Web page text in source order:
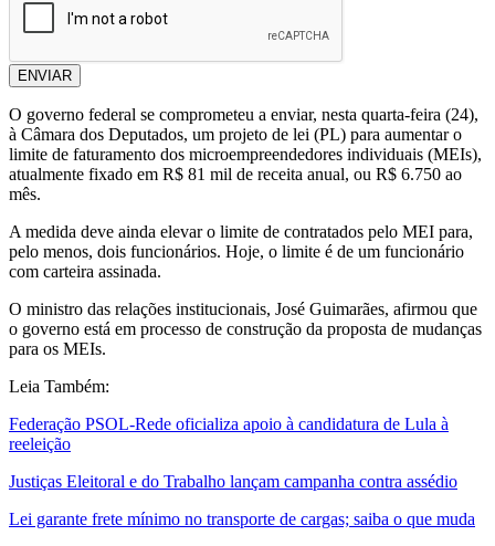
ENVIAR
O governo federal se comprometeu a enviar, nesta quarta-feira (24),
à Câmara dos Deputados, um projeto de lei (PL) para aumentar o
limite de faturamento dos microempreendedores individuais (MEIs),
atualmente fixado em R$ 81 mil de receita anual, ou R$ 6.750 ao
mês.
A medida deve ainda elevar o limite de contratados pelo MEI para,
pelo menos, dois funcionários. Hoje, o limite é de um funcionário
com carteira assinada.
O ministro das relações institucionais, José Guimarães, afirmou que
o governo está em processo de construção da proposta de mudanças
para os MEIs.
Leia Também:
Federação PSOL-Rede oficializa apoio à candidatura de Lula à
reeleição
Justiças Eleitoral e do Trabalho lançam campanha contra assédio
Lei garante frete mínimo no transporte de cargas; saiba o que muda